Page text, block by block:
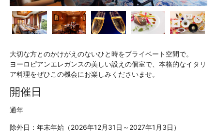
大切な方とのかけがえのないひと時をプライベート空間で。
ヨーロピアンエレガンスの美しい設えの個室で、本格的なイタリ
ア料理をぜひこの機会にお楽しみくださいませ。
開催日
通年
除外日：年末年始（2026年12月31日～2027年1月3日）